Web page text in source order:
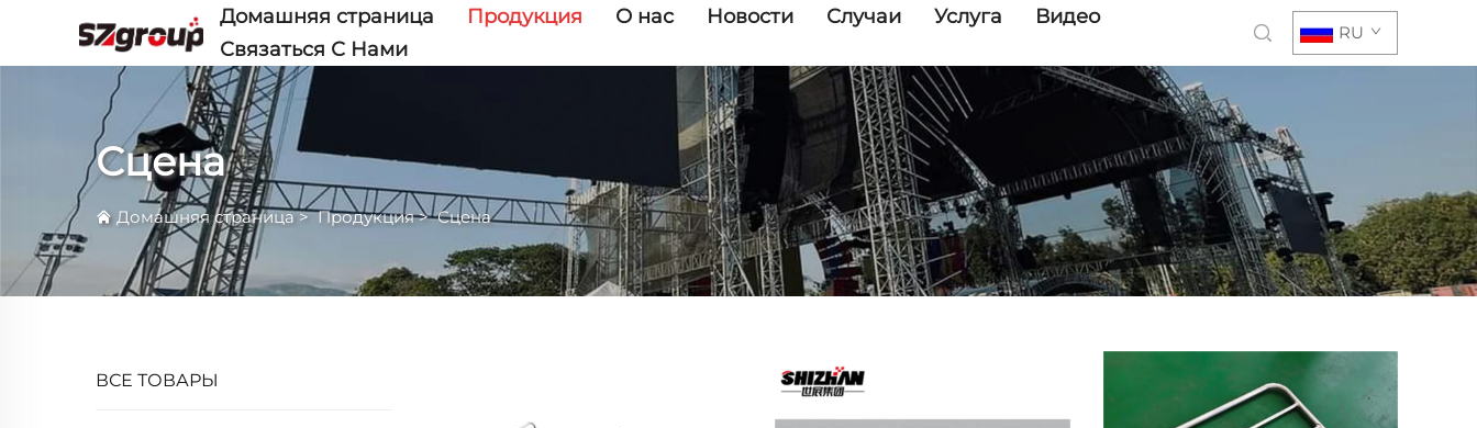
Домашняя страница Продукция О нас Новости Случаи Услуга
Видео
Связаться С Нами
RU
Сцена
Домашняя страница>Продукция>Сцена
ВСЕ ТОВАРЫ